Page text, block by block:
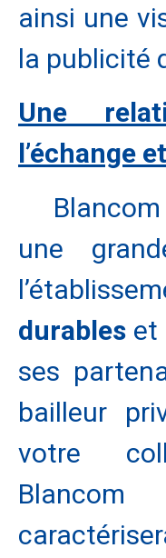
ainsi une
la publicité
Une
l’échange
Blancom
une
durables et
ses
bailleur
votre